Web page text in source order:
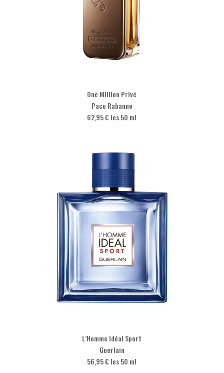
One Million Privé
Paco Rabanne
62,95 € les 50 ml
L’Homme Idéal Sport
Guerlain
56,95 € les 50 ml